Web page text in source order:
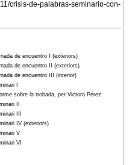
crisis-de-palabras-seminario-con-
de encuentro I (exteriors)
de encuentro II (exteriors)
de encuentro III (interior)
I
sobre la trobada, per Victora Pérez
II
III
IV (exteriors)
V
VI